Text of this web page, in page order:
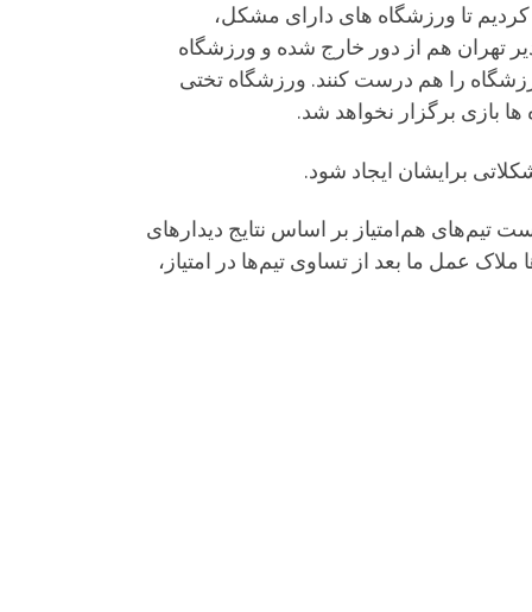
تا ورزشگاه های دارای مشکل،
تهران هم از دور خارج شده و ورزشگاه
را هم درست کنند. ورزشگاه تختی
بازی برگزار نخواهد شد.
تیم‌های هم‌امتیاز بر اساس نتایج دیدارهای
عمل ما بعد از تساوی تیم‌ها در امتیاز،